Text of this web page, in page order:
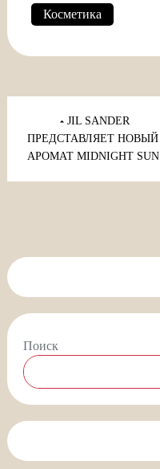
Косметика
Навигация
по
записям
JIL SANDER
ПРЕДСТАВЛЯЕТ НОВЫЙ
АРОМАТ MIDNIGHT SUN
Поиск